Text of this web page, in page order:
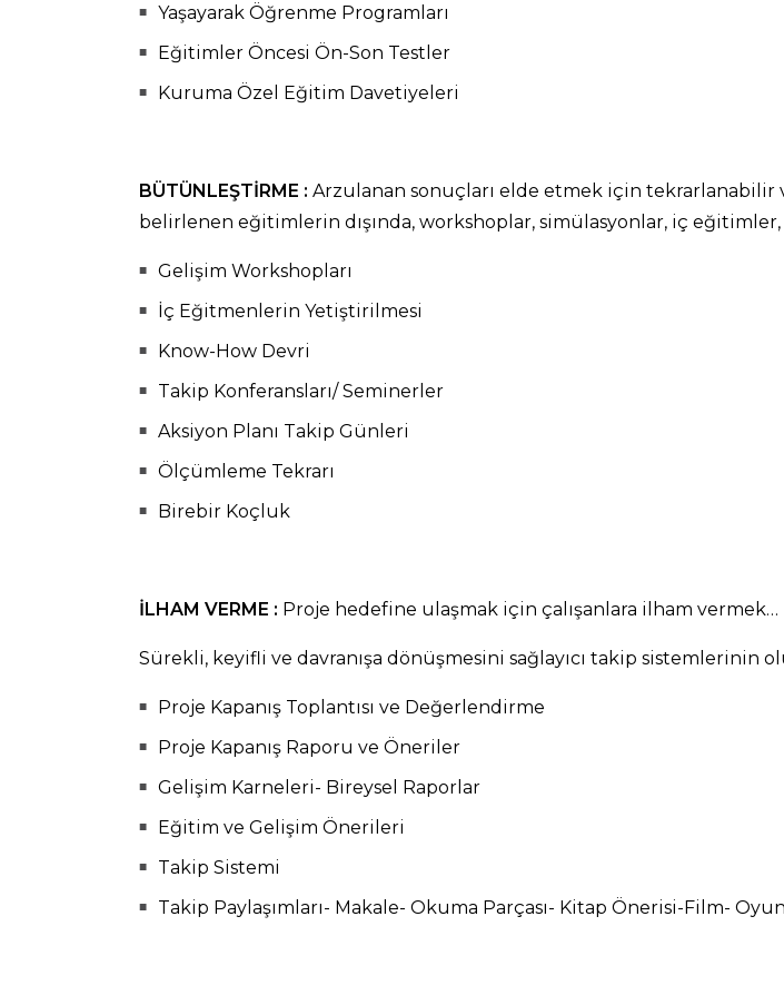
Yaşayarak Öğrenme Programları
Eğitimler Öncesi Ön-Son Testler
Kuruma Özel Eğitim Davetiyeleri
BÜTÜNLEŞTİRME : Arzulanan sonuçları elde etmek için
belirlenen eğitimlerin dışında, workshoplar, simülasyonlar, iç
Gelişim Workshopları
İç Eğitmenlerin Yetiştirilmesi
Know-How Devri
Takip Konferansları/ Seminerler
Aksiyon Planı Takip Günleri
Ölçümleme Tekrarı
Birebir Koçluk
İLHAM VERME : Proje hedefine ulaşmak için çalışanlara ilham vermek…
Sürekli, keyifli ve davranışa dönüşmesini sağlayıcı takip sistemlerinin
Proje Kapanış Toplantısı ve Değerlendirme
Proje Kapanış Raporu ve Öneriler
Gelişim Karneleri- Bireysel Raporlar
Eğitim ve Gelişim Önerileri
Takip Sistemi
Takip Paylaşımları- Makale- Okuma Parçası- Kitap Önerisi-Film-